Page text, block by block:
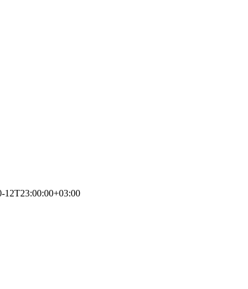
12T23:00:00+03:00